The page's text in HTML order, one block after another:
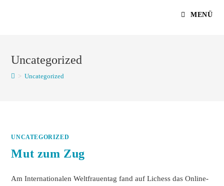
MENÜ
Uncategorized
> Uncategorized
UNCATEGORIZED
Mut zum Zug
Am Internationalen Weltfrauentag fand auf Lichess das Online-